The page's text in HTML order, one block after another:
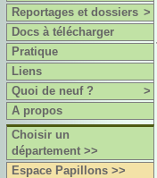
Reportages et dossiers >
Docs à télécharger
Pratique
Liens
Quoi de neuf ?
>
A propos
Choisir un
département >>
Espace Papillons >>